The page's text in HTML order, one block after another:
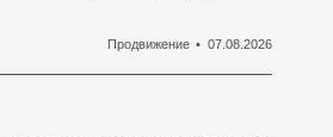
комиссия за категорию
и вроде бы ни одна из них
А потом смотришь на
себя.
Продвижение 07.08.2026